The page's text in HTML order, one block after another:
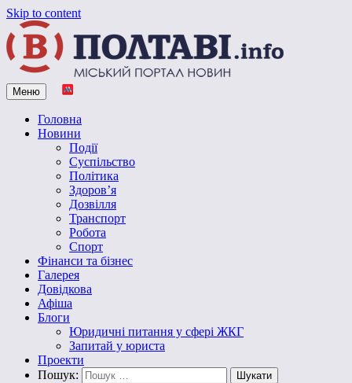
Skip to content
Vpoltave.info
Полтавський портал новин
Меню
Головна
Новини
Події
Суспільство
Політика
Здоров’я
Дозвілля
Транспорт
Робота
Спорт
Фінанси та бізнес
Галерея
Довідкова
Афіша
Блоги
Юридичні питання у сфері ЖКГ
Запитай у юриста
Проекти
Пошук: